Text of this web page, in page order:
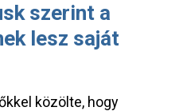
szerint a
lesz saját
közölte, hogy